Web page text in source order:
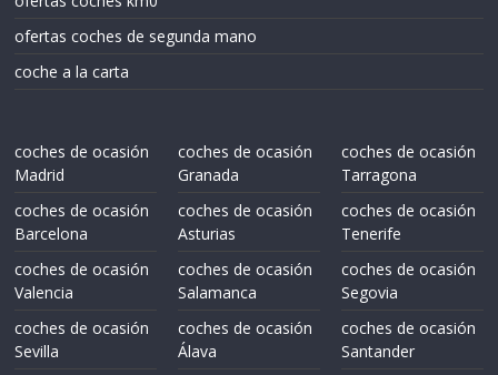
ofertas coches de segunda mano
coche a la carta
coches de ocasión
Madrid
coches de ocasión
Barcelona
coches de ocasión
Valencia
coches de ocasión
Sevilla
coches de ocasión
Granada
coches de ocasión
Asturias
coches de ocasión
Salamanca
coches de ocasión
Álava
coches de ocasión
Tarragona
coches de ocasión
Tenerife
coches de ocasión
Segovia
coches de ocasión
Santander